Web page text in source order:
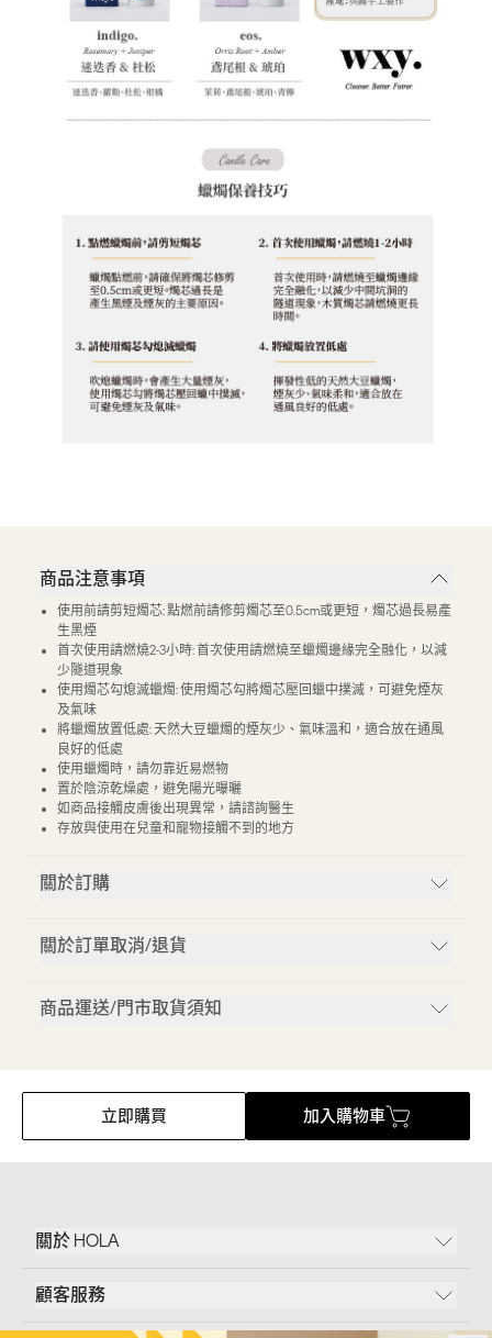
商品注意事項
使用前請剪短燭芯: 點燃前請修剪燭芯至0.5cm或更短，燭芯過長易產
生黑煙
首次使用請燃燒2-3小時: 首次使用請燃燒至蠟燭邊緣完全融化，以減
少隧道現象
使用燭芯勾熄滅蠟燭: 使用燭芯勾將燭芯壓回蠟中撲滅，可避免煙灰
及氣味
將蠟燭放置低處: 天然大豆蠟燭的煙灰少、氣味溫和，適合放在通風
良好的低處
使用蠟燭時，請勿靠近易燃物
置於陰涼乾燥處，避免陽光曝曬
如商品接觸皮膚後出現異常，請諮詢醫生
存放與使用在兒童和寵物接觸不到的地方
關於訂購
關於訂單取消/退貨
商品運送/門市取貨須知
立即購買 加入購物車
關於 HOLA
顧客服務